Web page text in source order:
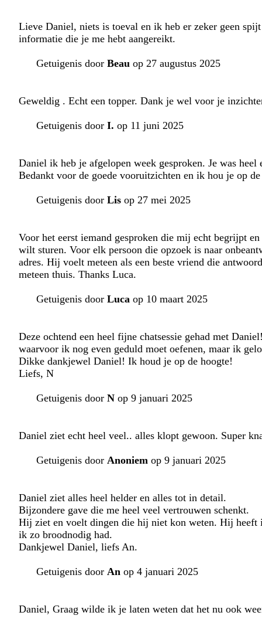
Lieve Daniel, niets is toeval en ik heb er zeker geen
informatie die je me hebt aangereikt.
Getuigenis door Beau op 27 augustus 2025
Geweldig . Echt een topper. Dank je wel voor je
Getuigenis door I. op 11 juni 2025
Daniel ik heb je afgelopen week gesproken. Je was
Bedankt voor de goede vooruitzichten en ik hou je op
Getuigenis door Lis op 27 mei 2025
Voor het eerst iemand gesproken die mij echt begrijpt
wilt sturen. Voor elk persoon die opzoek is naar
adres. Hij voelt meteen als een beste vriend die
meteen thuis. Thanks Luca.
Getuigenis door Luca op 10 maart 2025
Deze ochtend een heel fijne chatsessie gehad met
waarvoor ik nog even geduld moet oefenen, maar ik
Dikke dankjewel Daniel! Ik houd je op de hoogte!
Liefs, N
Getuigenis door N op 9 januari 2025
Daniel ziet echt heel veel.. alles klopt gewoon. Super
Getuigenis door Anoniem op 9 januari 2025
Daniel ziet alles heel helder en alles tot in detail.
Bijzondere gave die me heel veel vertrouwen schenkt.
Hij ziet en voelt dingen die hij niet kon weten. Hij heeft
ik zo broodnodig had.
Dankjewel Daniel, liefs An.
Getuigenis door An op 4 januari 2025
Daniel, Graag wilde ik je laten weten dat het nu ook